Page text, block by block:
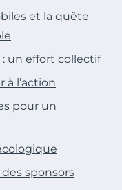
et la quête
un effort collectif
à l’action
pour un
sponsors